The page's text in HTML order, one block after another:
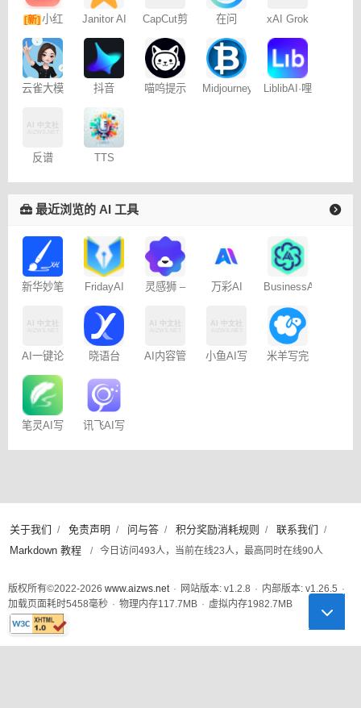
[新] 小红
书图文笔
记
Janitor AI
聊天
CapCut剪
在问 xAI Grok
云雀大模
抖音
– 免费
喵呜提示
Midjourney
LiblibAI·哩
反谱
TTS
最近浏览的 AI 工具
新华妙笔
FridayAI
灵感狮 –
作
万彩AI BusinessAI
AI一键论
AIPaperPass
晓语台
AI内容管
小鱼AI写
米羊写完
笔灵AI写
讯飞AI写
关于我们 / 免责声明 / 问与答 / 积分奖励消耗规则 / 联系我们 /
Markdown 教程 / 今日访问493人，当前在线23人，最高同时在线90人
版权所有©2022-2026 www.aizws.net · 网站版本: v1.2.8 · 内部版本: v1.26.5 ·
加载页面耗时5458毫秒 · 物理内存117.7 MB · 虚拟内存1982.7 MB
此页面已通过W3C XHTML 1.0 Strict标准验证